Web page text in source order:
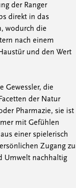
der Ranger
direkt in das
wodurch die
nach einem
und den Wert
Gewessler, die
der Natur
Pharmazie, sie ist
mit Gefühlen
einer spielerisch
Zugang
Umwelt nachhaltig